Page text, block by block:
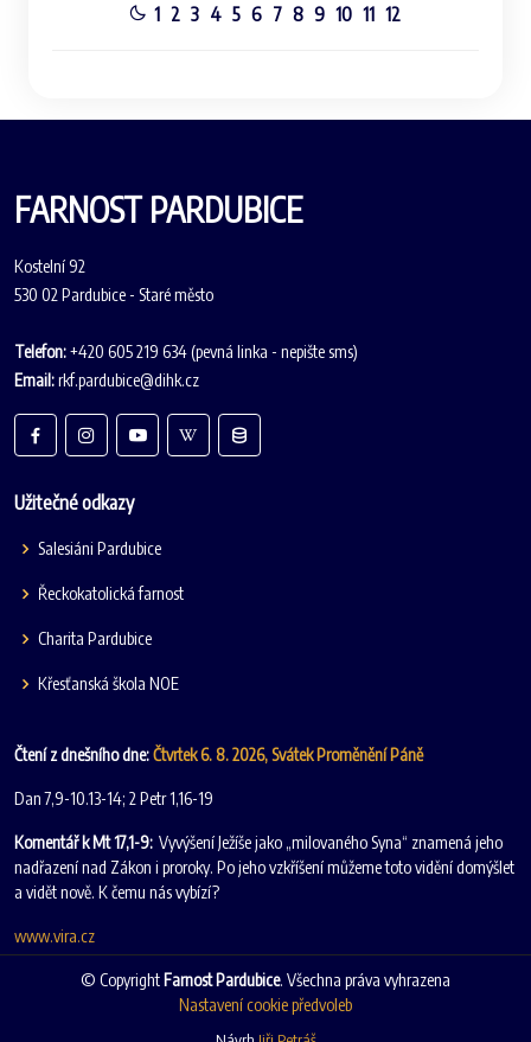
1 2 3 4 5 6 7 8 9 10 11 12
FARNOST PARDUBICE
Kostelní 92
530 02 Pardubice - Staré město
Telefon:+420 605 219 634 (pevná linka - nepište sms)
Email:rkf.pardubice@dihk.cz
Užitečné odkazy
Salesiáni Pardubice
Řeckokatolická farnost
Charita Pardubice
Křesťanská škola NOE
Čtení z dnešního dne:Čtvrtek 6. 8. 2026, Svátek Proměnění Páně
Dan 7,9-10.13-14; 2 Petr 1,16-19
Komentář k Mt 17,1-9: Vyvýšení Ježíše jako „milovaného Syna“ znamená jeho
nadřazení nad Zákon i proroky. Po jeho vzkříšení můžeme toto vidění domýšlet
a vidět nově. K čemu nás vybízí?
www.vira.cz
© Copyright Farnost Pardubice. Všechna práva vyhrazena
Nastavení cookie předvoleb